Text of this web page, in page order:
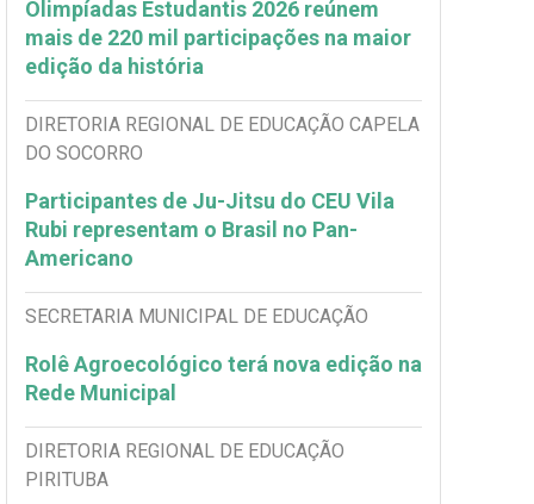
Olimpíadas Estudantis 2026 reúnem
mais de 220 mil participações na maior
edição da história
DIRETORIA REGIONAL DE EDUCAÇÃO CAPELA
DO SOCORRO
Participantes de Ju-Jitsu do CEU Vila
Rubi representam o Brasil no Pan-
Americano
SECRETARIA MUNICIPAL DE EDUCAÇÃO
Rolê Agroecológico terá nova edição na
Rede Municipal
DIRETORIA REGIONAL DE EDUCAÇÃO
PIRITUBA